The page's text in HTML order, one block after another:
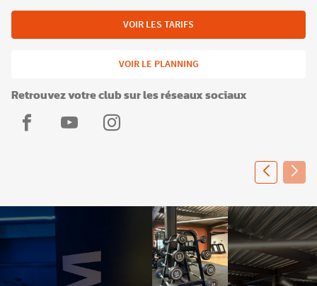
VOIR LES TARIFS
VOIR LE PLANNING
Retrouvez votre club sur les réseaux sociaux
L'Appart
Champ
L'Appart
Champ
L'Appart
Champ